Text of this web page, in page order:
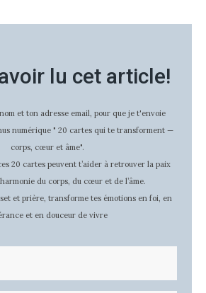
lu cet article!
et ton adresse email, pour que je t'envoie
numérique " 20 cartes qui te transforment —
corps, cœur et âme".
20 cartes peuvent t’aider à retrouver la paix
du corps, du cœur et de l’âme.
et prière, transforme tes émotions en foi, en
et en douceur de vivre